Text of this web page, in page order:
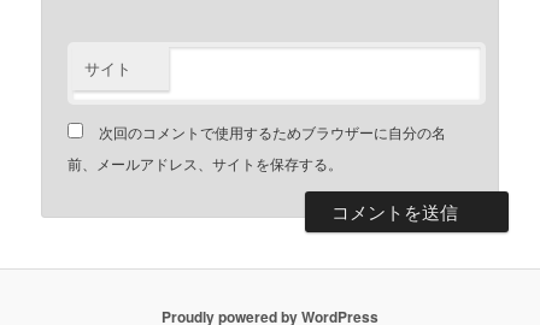
サイト
次回のコメントで使用するためブラウザーに自分の名
前、メールアドレス、サイトを保存する。
Proudly powered by WordPress